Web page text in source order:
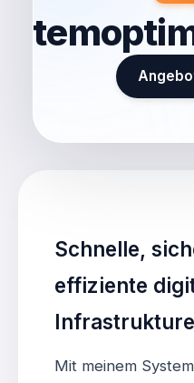
Schnelle,
effiziente
Mit meinem